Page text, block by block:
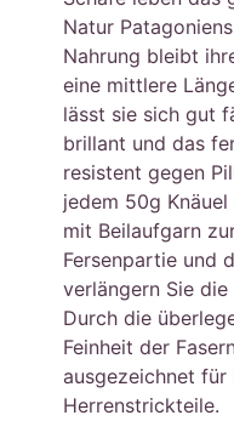
Natur
Nahrung bleibt
eine mittlere
lässt sie sich gut
brillant und das
resistent gegen
jedem 50g
mit Beilaufgarn
Fersenpartie und
verlängern Sie
Durch die
Feinheit der
ausgezeichnet für
Herrenstrickteile.